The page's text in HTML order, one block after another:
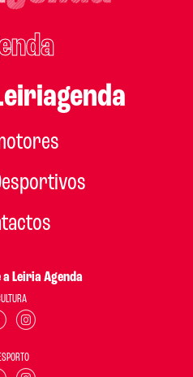
Leiria Agenda